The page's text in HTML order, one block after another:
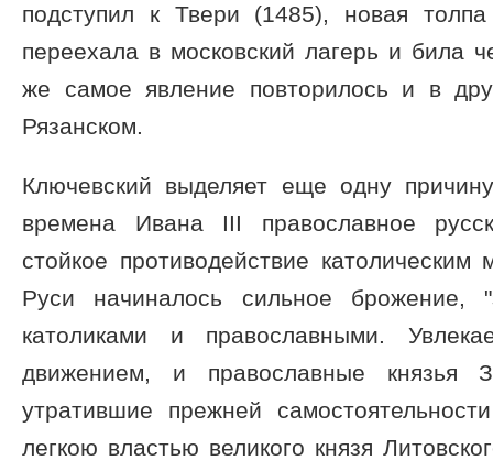
подступил к Твери (1485), новая
переехала в московский лагерь и била
же самое явление повторилось и в
Рязанском.
Ключевский выделяет еще одну
времена Ивана III православное
стойкое противодействие
Руси начиналось сильное брожение,
католиками и православными.
движением, и православные
утратившие прежней
легкою властью великого князя